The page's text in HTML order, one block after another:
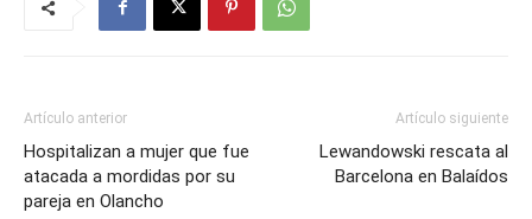
Artículo anterior
Hospitalizan a mujer que fue
atacada a mordidas por su
pareja en Olancho
Artículo siguiente
Lewandowski rescata al
Barcelona en Balaídos